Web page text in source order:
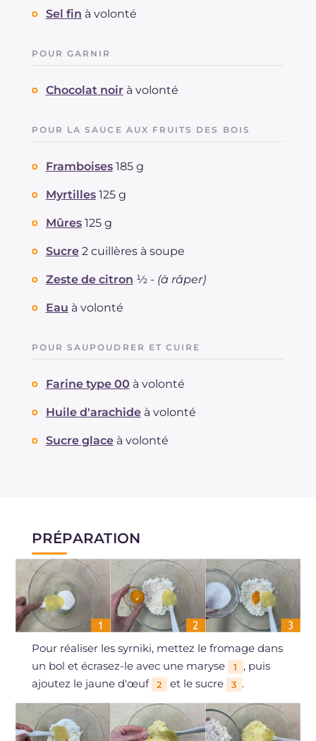
Sel fin à volonté
POUR GARNIR
Chocolat noir à volonté
POUR LA SAUCE AUX FRUITS DES BOIS
Framboises 185 g
Myrtilles 125 g
Mûres 125 g
Sucre 2 cuillères à soupe
Zeste de citron ½ - (à râper)
Eau à volonté
POUR SAUPOUDRER ET CUIRE
Farine type 00 à volonté
Huile d'arachide à volonté
Sucre glace à volonté
PRÉPARATION
Pour réaliser les syrniki, mettez le fromage dans
un bol et écrasez-le avec une maryse
1
, puis
ajoutez le jaune d'œuf
2 et le sucre 3 .